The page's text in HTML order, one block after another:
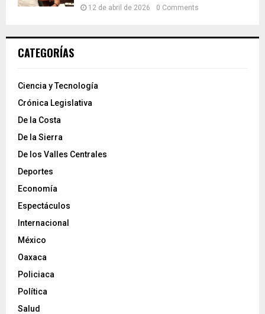
12 de abril de 2026 0 Comments
CATEGORÍAS
Ciencia y Tecnología
Crónica Legislativa
De la Costa
De la Sierra
De los Valles Centrales
Deportes
Economía
Espectáculos
Internacional
México
Oaxaca
Policiaca
Política
Salud